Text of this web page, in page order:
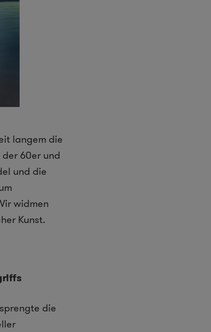
langem die
60er und
und die
widmen
Kunst.
die